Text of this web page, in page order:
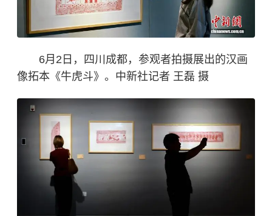
6月2日，四川成都，参观者拍摄展出的汉画
像拓本《牛虎斗》。中新社记者 王磊 摄